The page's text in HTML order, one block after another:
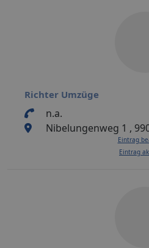
Richter Umzüge
n.a.
Nibelungenweg 1 ,
Eintrag
Eintrag